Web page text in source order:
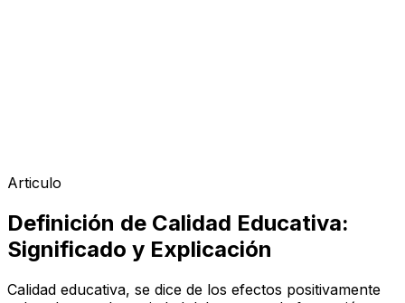
Articulo
Definición de Calidad Educativa:
Significado y Explicación
Calidad educativa, se dice de los efectos positivamente